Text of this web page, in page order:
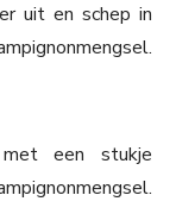
uit en schep in
een stukje